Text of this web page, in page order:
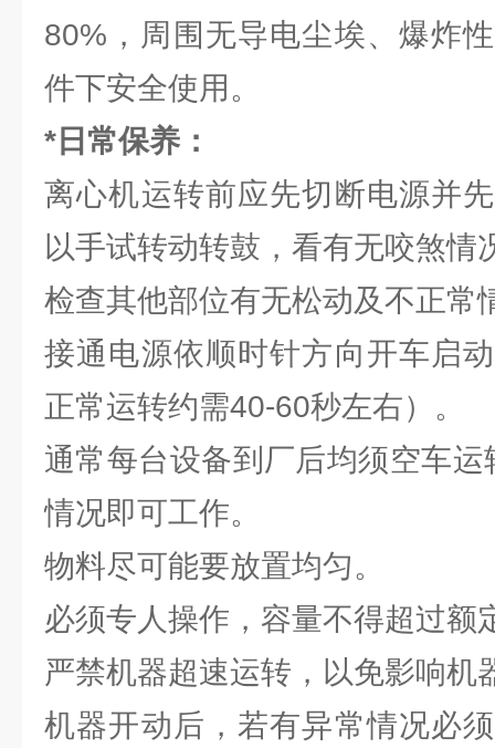
80%，周围无导电尘埃、爆炸
件下安全使用。
*日常保养：
离心机运转前应先切断电源并
以手试转动转鼓，看有无咬煞情
检查其他部位有无松动及不正常
接通电源依顺时针方向开车启
正常运转约需40-60秒左右）。
通常每台设备到厂后均须空车
情况即可工作。
物料尽可能要放置均匀。
必须专人操作，容量不得超过额
严禁机器超速运转，以免影响机
机器开动后，若有异常情况必